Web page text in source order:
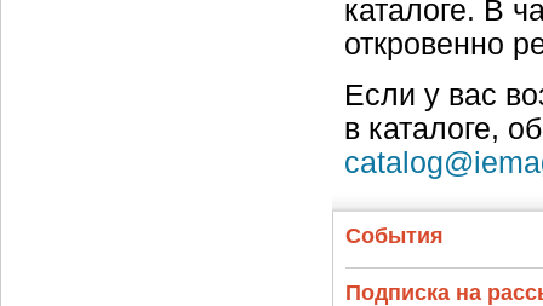
каталоге. В
откровенно
Если у вас
в каталоге,
События
Подписка на